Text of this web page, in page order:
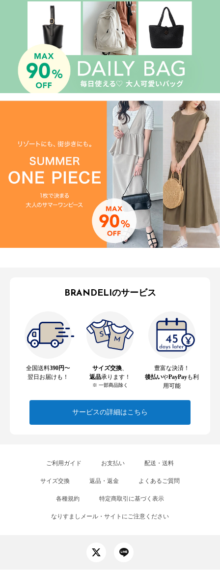
BRANDELIのサービス
全国送料390円〜
翌日お届けも！
サイズ交換
返品承ります！
※ 一部商品除く
豊富な決済！
後払いやPayPayも利
用可能
サービスの詳細はこちら
ご利用ガイド お支払い 配送・送料
サイズ交換 返品・返金 よくあるご質問
各種規約 特定商取引に基づく表示
なりすましメール・サイトにご注意ください